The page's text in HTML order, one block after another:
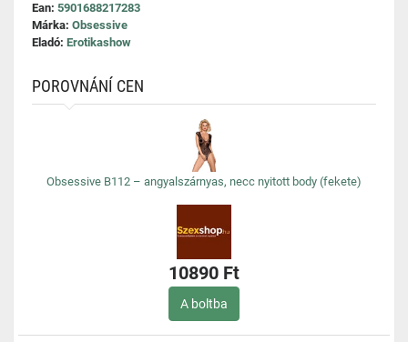
Ean: 5901688217283
Márka: Obsessive
Eladó: Erotikashow
POROVNÁNÍ CEN
Obsessive B112 – angyalszárnyas, necc nyitott body (fekete)
10890 Ft
A boltba